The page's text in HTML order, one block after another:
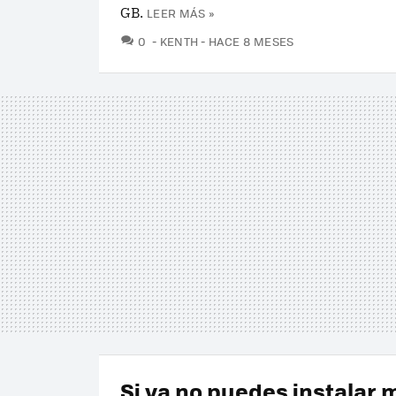
GB. LEER MÁS »
0 COMENTARIOS
KENTH HACE 8 MESES